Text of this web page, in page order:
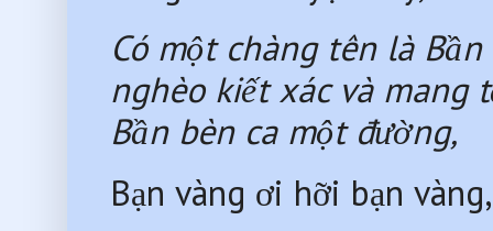
Có một chàng tên là
nghèo kiết xác và mang
Bần bèn ca một đường,
Bạn vàng ơi hỡi bạn vàng,